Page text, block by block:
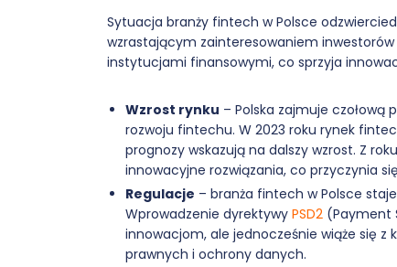
Sytuacja branży fintech w Polsce
wzrastającym zainteresowaniem
instytucjami finansowymi, co sprzyja
Wzrost rynku – Polska zajmuje czołową
rozwoju fintechu. W 2023 roku rynek
prognozy wskazują na dalszy wzrost. Z
innowacyjne rozwiązania, co przyczynia
Regulacje – branża fintech w Polsce
Wprowadzenie dyrektywy PSD2(Payment
innowacjom, ale jednocześnie wiąże się
prawnych i ochrony danych.